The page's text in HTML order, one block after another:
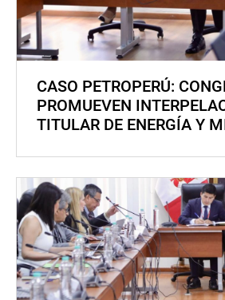
CASO PETROPERÚ:
PROMUEVEN
TITULAR DE ENERGÍA Y